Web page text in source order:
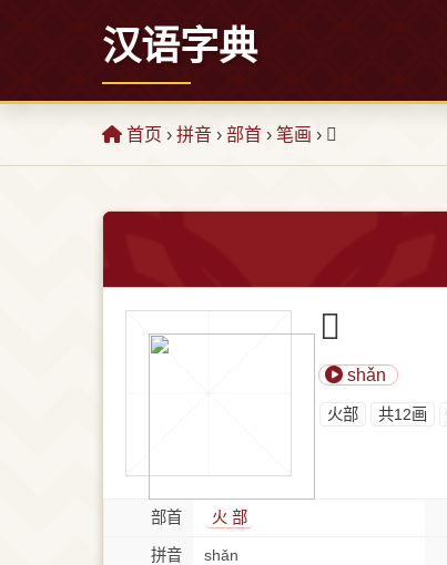
汉语字典
首页 › 拼音 › 部首 › 笔画 › 𬊦
𬊦
shǎn
⽕部 共12画
部首 ⽕ 部
拼音 shǎn